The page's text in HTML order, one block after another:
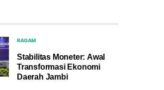
RAGAM
Stabilitas Moneter: Awal
Transformasi Ekonomi
Daerah Jambi